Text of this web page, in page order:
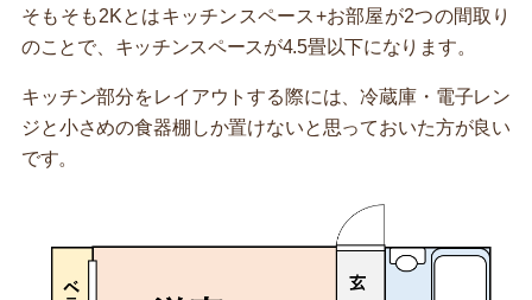
そもそも2Kとはキッチンスペース+お部屋が2つの間取り
のことで、キッチンスペースが4.5畳以下になります。
キッチン部分をレイアウトする際には、冷蔵庫・電子レン
ジと小さめの食器棚しか置けないと思っておいた方が良い
です。